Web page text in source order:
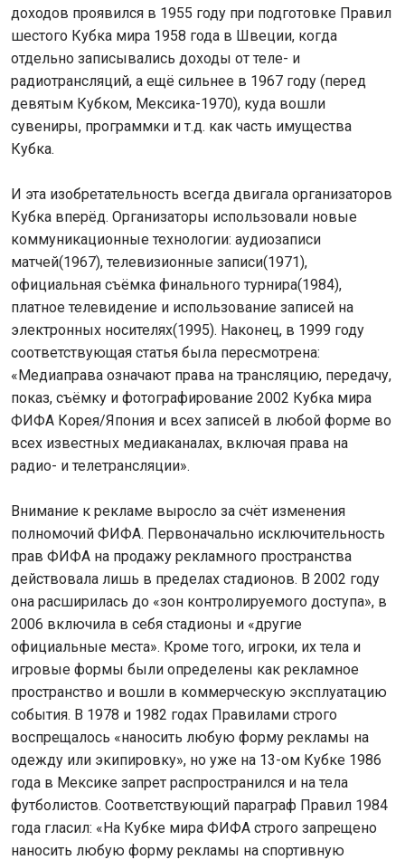
доходов проявился в 1955 году при подготовке Правил
шестого Кубка мира 1958 года в Швеции, когда
отдельно записывались доходы от теле- и
радиотрансляций, а ещё сильнее в 1967 году (перед
девятым Кубком, Мексика-1970), куда вошли
сувениры, программки и т.д. как часть имущества
Кубка.
И эта изобретательность всегда двигала организаторов
Кубка вперёд. Организаторы использовали новые
коммуникационные технологии: аудиозаписи
матчей(1967), телевизионные записи(1971),
официальная съёмка финального турнира(1984),
платное телевидение и использование записей на
электронных носителях(1995). Наконец, в 1999 году
соответствующая статья была пересмотрена:
«Медиаправа означают права на трансляцию, передачу,
показ, съёмку и фотографирование 2002 Кубка мира
ФИФА Корея/Япония и всех записей в любой форме во
всех известных медиаканалах, включая права на
радио- и телетрансляции».
Внимание к рекламе выросло за счёт изменения
полномочий ФИФА. Первоначально исключительность
прав ФИФА на продажу рекламного пространства
действовала лишь в пределах стадионов. В 2002 году
она расширилась до «зон контролируемого доступа», в
2006 включила в себя стадионы и «другие
официальные места». Кроме того, игроки, их тела и
игровые формы были определены как рекламное
пространство и вошли в коммерческую эксплуатацию
события. В 1978 и 1982 годах Правилами строго
воспрещалось «наносить любую форму рекламы на
одежду или экипировку», но уже на 13-ом Кубке 1986
года в Мексике запрет распространился и на тела
футболистов. Соответствующий параграф Правил 1984
года гласил: «На Кубке мира ФИФА строго запрещено
наносить любую форму рекламы на спортивную